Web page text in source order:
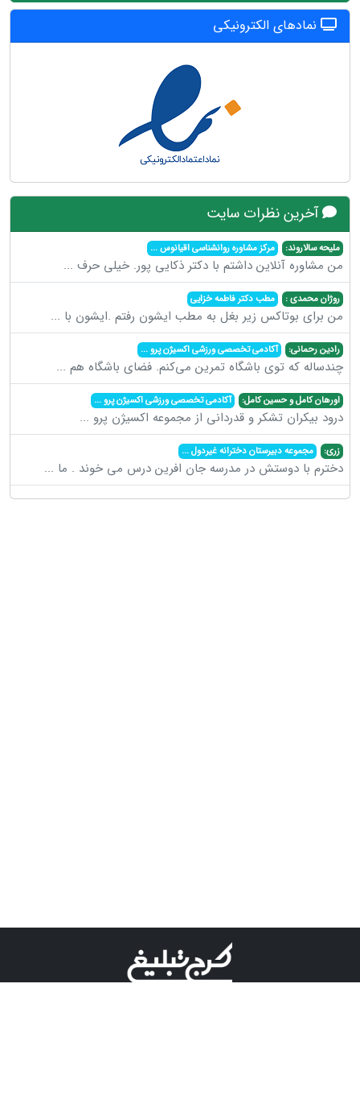
نمادهای الکترونیکی
آخرین نظرات سایت
ملیحه سالاروند: مرکز مشاوره روانشناسی اقیانوس...
من مشاوره آنلاین داشتم با دکتر ذکایی پور. خیلی حرف ...
روژان محمدی : مطب دکتر فاطمه خزایی
من برای بوتاکس زیر بغل به مطب ایشون رفتم .ایشون با ...
رادین رحمانی: آکادمی تخصصی ورزشی اکسیژن پرو...
چندساله که توی باشگاه تمرین می‌کنم. فضای باشگاه هم ...
اورهان کامل و حسین کامل: آکادمی تخصصی ورزشی اکسیژن پرو...
درود بیکران تشکر و قدردانی از مجموعه اکسیژن پرو ...
زری: مجموعه دبیرستان دخترانه غیردول...
دخترم با دوستش در مدرسه جان افرین درس می خوند . ما ...